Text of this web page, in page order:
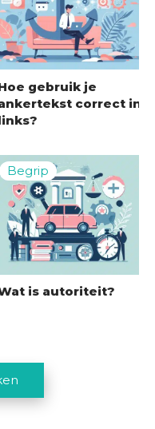
gebruik je
correct in
is autoriteit?